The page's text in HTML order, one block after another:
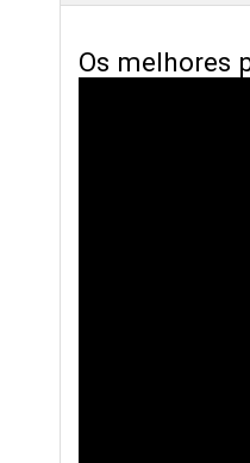
Os melhores